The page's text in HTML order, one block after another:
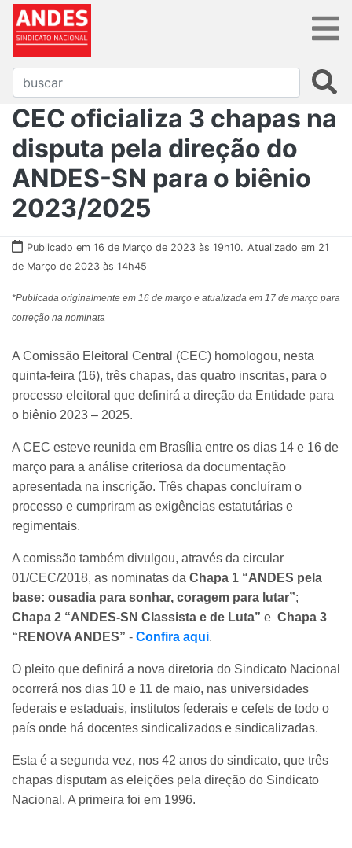
CEC oficializa 3 chapas na
disputa pela direção do
ANDES-SN para o biênio
2023/2025
Publicado em 16 de Março de 2023 às 19h10. Atualizado em 21
de Março de 2023 às 14h45
*Publicada originalmente em 16 de março e atualizada em 17 de março para
correção na nominata
A Comissão Eleitoral Central (CEC) homologou, nesta
quinta-feira (16), três chapas, das quatro inscritas, para o
processo eleitoral que definirá a direção da Entidade para
o biênio 2023 – 2025.
A CEC esteve reunida em Brasília entre os dias 14 e 16 de
março para a análise criteriosa da documentação
apresentada na inscrição. Três chapas concluíram o
processo e cumpriram as exigências estatutárias e
regimentais.
A comissão também divulgou, através da circular
01/CEC/2018, as nominatas da Chapa 1 “ANDES pela
base: ousadia para sonhar, coragem para lutar”;
Chapa 2 “ANDES-SN Classista e de Luta” e Chapa 3
“RENOVA ANDES” - Confira aqui.
O pleito que definirá a nova diretoria do Sindicato Nacional
ocorrerá nos dias 10 e 11 de maio, nas universidades
federais e estaduais, institutos federais e cefets de todo o
país onde há docentes sindicalizados e sindicalizadas.
Esta é a segunda vez, nos 42 anos do sindicato, que três
chapas disputam as eleições pela direção do Sindicato
Nacional. A primeira foi em 1996.